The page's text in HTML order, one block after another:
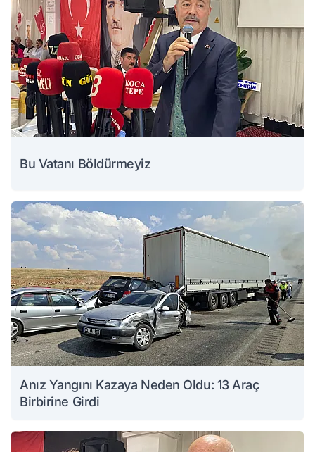
Bu Vatanı Böldürmeyiz
Anız Yangını Kazaya Neden Oldu: 13 Araç
Birbirine Girdi